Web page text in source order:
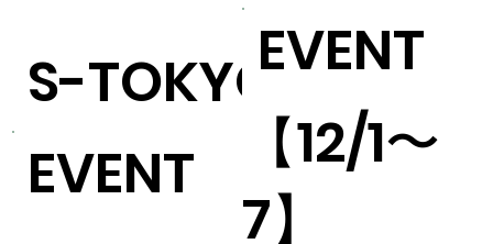
S-TOKYO
EVENT
EVENT
【12/1〜
7】